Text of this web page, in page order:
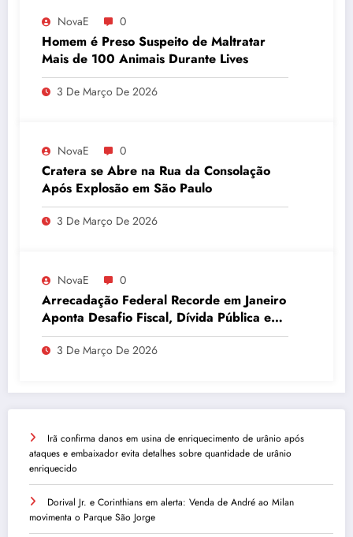
NovaE 0
Homem é Preso Suspeito de Maltratar
Mais de 100 Animais Durante Lives
3 De Março De 2026
NovaE 0
Cratera se Abre na Rua da Consolação
Após Explosão em São Paulo
3 De Março De 2026
NovaE 0
Arrecadação Federal Recorde em Janeiro
Aponta Desafio Fiscal, Dívida Pública e
Inadimplência no Agro
3 De Março De 2026
Irã confirma danos em usina de enriquecimento de urânio após
ataques e embaixador evita detalhes sobre quantidade de urânio
enriquecido
Dorival Jr. e Corinthians em alerta: Venda de André ao Milan
movimenta o Parque São Jorge